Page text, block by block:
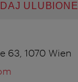
ULUBIONE
63, 1070 Wien